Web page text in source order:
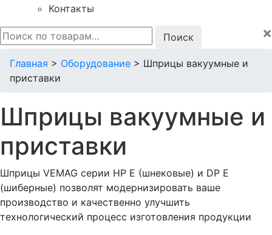
Контакты
Искать:
×
Главная > Оборудование > Шприцы вакуумные и
приставки
Шприцы вакуумные и
приставки
Шприцы VEMAG серии HP E (шнековые) и DP E
(шиберные) позволят модернизировать ваше
производство и качественно улучшить
технологический процесс изготовления продукции